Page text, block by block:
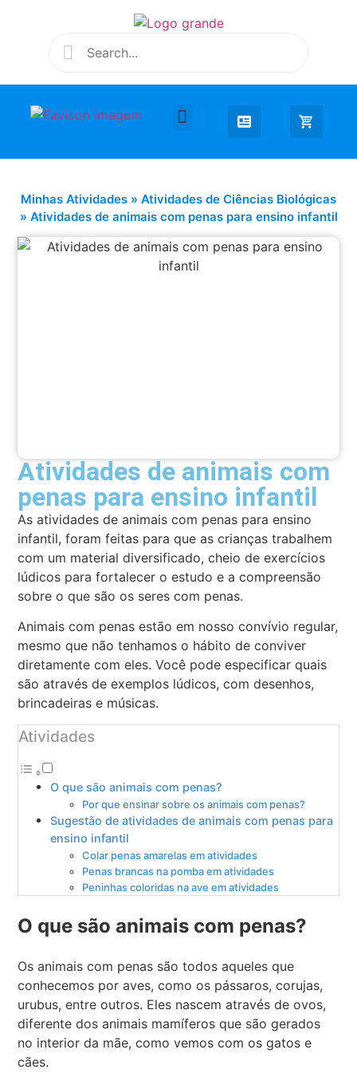
Minhas Atividades » Atividades de Ciências Biológicas
» Atividades de animais com penas para ensino infantil
Atividades de animais com
penas para ensino infantil
As atividades de animais com penas para ensino
infantil, foram feitas para que as crianças trabalhem
com um material diversificado, cheio de exercícios
lúdicos para fortalecer o estudo e a compreensão
sobre o que são os seres com penas.
Animais com penas estão em nosso convívio regular,
mesmo que não tenhamos o hábito de conviver
diretamente com eles. Você pode especificar quais
são através de exemplos lúdicos, com desenhos,
brincadeiras e músicas.
Atividades
O que são animais com penas?
Por que ensinar sobre os animais com penas?
Sugestão de atividades de animais com penas para
ensino infantil
Colar penas amarelas em atividades
Penas brancas na pomba em atividades
Peninhas coloridas na ave em atividades
O que são animais com penas?
Os animais com penas são todos aqueles que
conhecemos por aves, como os pássaros, corujas,
urubus, entre outros. Eles nascem através de ovos,
diferente dos animais mamíferos que são gerados
no interior da mãe, como vemos com os gatos e
cães.